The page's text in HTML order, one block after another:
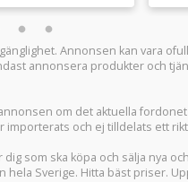
Annonsen kan vara
annonsera produkter och
om det aktuella
och ej tilldelats ett
som ska köpa och sälja nya
hela Sverige. Hitta bäst priser.